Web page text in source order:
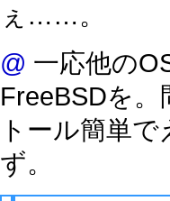
ぇ……。
@ 一応他の
FreeBSDを
トール簡単
ず。